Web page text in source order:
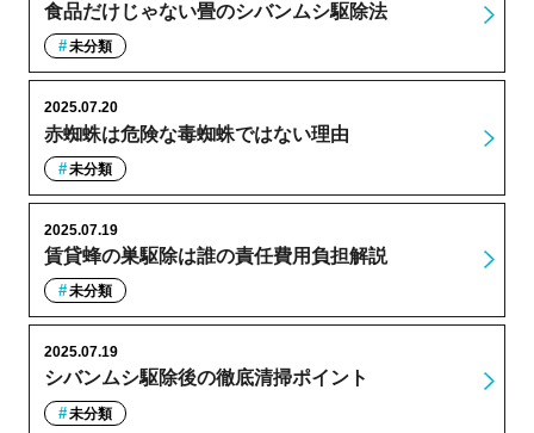
食品だけじゃない畳のシバンムシ駆除法
未分類
赤蜘蛛は危険な毒蜘蛛ではない理由
2025.07.20
未分類
賃貸蜂の巣駆除は誰の責任費用負担解説
2025.07.19
未分類
シバンムシ駆除後の徹底清掃ポイント
2025.07.19
未分類